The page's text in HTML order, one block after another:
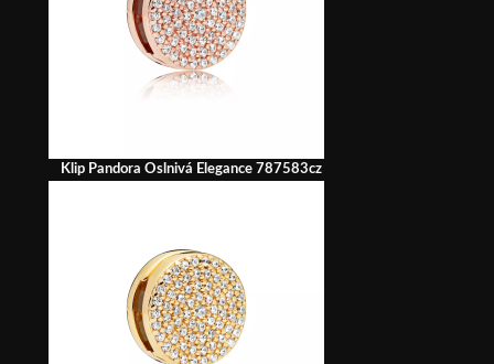
Klip Pandora Oslnivá Elegance 787583cz